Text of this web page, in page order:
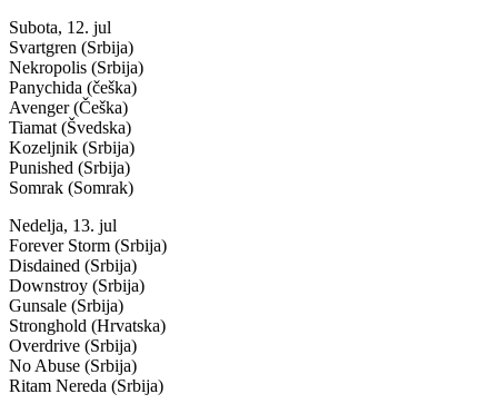
Subota, 12. jul
Svartgren (Srbija)
Nekropolis (Srbija)
Panychida (češka)
Avenger (Češka)
Tiamat (Švedska)
Kozeljnik (Srbija)
Punished (Srbija)
Somrak (Somrak)
Nedelja, 13. jul
Forever Storm (Srbija)
Disdained (Srbija)
Downstroy (Srbija)
Gunsale (Srbija)
Stronghold (Hrvatska)
Overdrive (Srbija)
No Abuse (Srbija)
Ritam Nereda (Srbija)